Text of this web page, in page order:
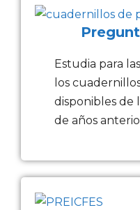
Estudia para
los
disponibles de
de años